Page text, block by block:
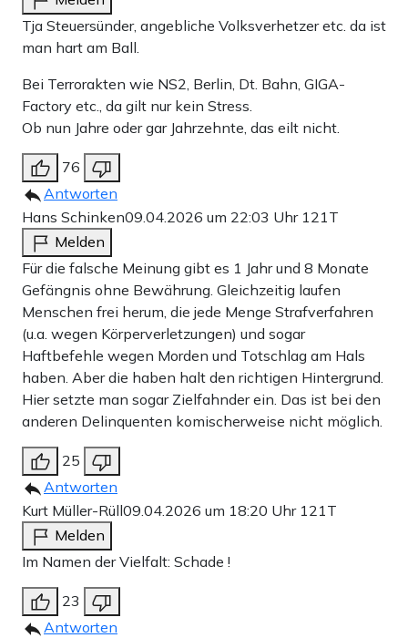
Tja Steuersünder, angebliche Volksverhetzer etc. da ist
man hart am Ball.
Bei Terrorakten wie NS2, Berlin, Dt. Bahn, GIGA-
Factory etc., da gilt nur kein Stress.
Ob nun Jahre oder gar Jahrzehnte, das eilt nicht.
76
Antworten
Hans Schinken09.04.2026 um 22:03 Uhr 121T
Melden
Für die falsche Meinung gibt es 1 Jahr und 8 Monate
Gefängnis ohne Bewährung. Gleichzeitig laufen
Menschen frei herum, die jede Menge Strafverfahren
(u.a. wegen Körperverletzungen) und sogar
Haftbefehle wegen Morden und Totschlag am Hals
haben. Aber die haben halt den richtigen Hintergrund.
Hier setzte man sogar Zielfahnder ein. Das ist bei den
anderen Delinquenten komischerweise nicht möglich.
25
Antworten
Kurt Müller-Rüll09.04.2026 um 18:20 Uhr 121T
Melden
Im Namen der Vielfalt: Schade !
23
Antworten